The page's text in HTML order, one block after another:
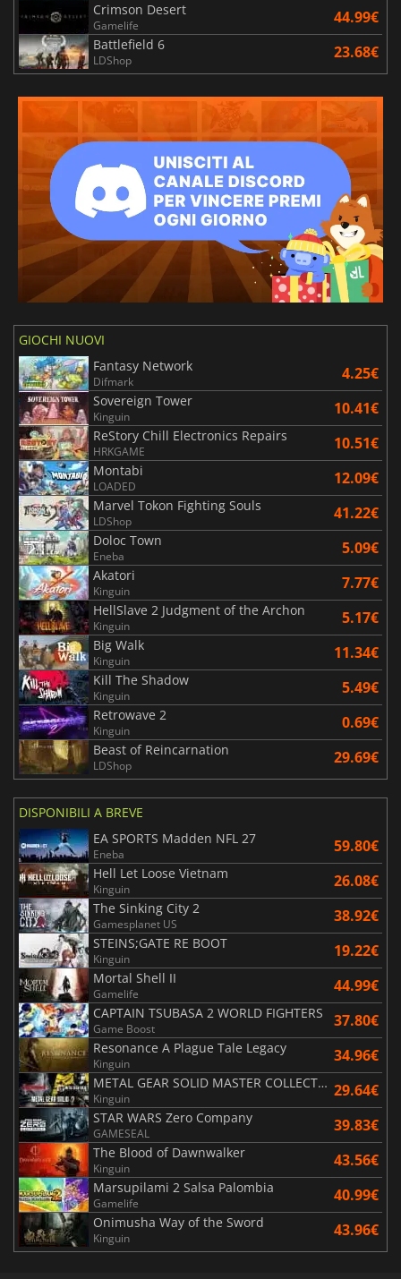
Crimson Desert
Gamelife 44.99€
Battlefield 6
LDShop 23.68€
GIOCHI NUOVI
Fantasy Network
Difmark 4.25€
Sovereign Tower
Kinguin 10.41€
ReStory Chill Electronics Repairs
HRKGAME 10.51€
Montabi
LOADED 12.09€
Marvel Tokon Fighting Souls
LDShop 41.22€
Doloc Town
Eneba 5.09€
Akatori
Kinguin 7.77€
HellSlave 2 Judgment of the Archon
Kinguin 5.17€
Big Walk
Kinguin 11.34€
Kill The Shadow
Kinguin 5.49€
Retrowave 2
Kinguin 0.69€
Beast of Reincarnation
LDShop 29.69€
DISPONIBILI A BREVE
EA SPORTS Madden NFL 27
Eneba 59.80€
Hell Let Loose Vietnam
Kinguin 26.08€
The Sinking City 2
Gamesplanet US 38.92€
STEINS;GATE RE BOOT
Kinguin 19.22€
Mortal Shell II
Gamelife 44.99€
CAPTAIN TSUBASA 2 WORLD FIGHTERS
Game Boost 37.80€
Resonance A Plague Tale Legacy
Kinguin 34.96€
METAL GEAR SOLID MASTER COLLECTION Vol.2
Kinguin 29.64€
STAR WARS Zero Company
GAMESEAL 39.83€
The Blood of Dawnwalker
Kinguin 43.56€
Marsupilami 2 Salsa Palombia
Gamelife 40.99€
Onimusha Way of the Sword
Kinguin 43.96€